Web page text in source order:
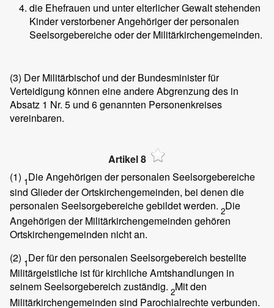
die Ehefrauen und unter elterlicher Gewalt stehenden
Kinder verstorbener Angehöriger der personalen
Seelsorgebereiche oder der Militärkirchengemeinden.
(3) Der Militärbischof und der Bundesminister für
Verteidigung können eine andere Abgrenzung des in
Absatz 1 Nr. 5 und 6 genannten Personenkreises
vereinbaren.
Artikel 8
(1) 1Die Angehörigen der personalen Seelsorgebereiche
sind Glieder der Ortskirchengemeinden, bei denen die
personalen Seelsorgebereiche gebildet werden. 2Die
Angehörigen der Militärkirchengemeinden gehören
Ortskirchengemeinden nicht an.
(2) 1Der für den personalen Seelsorgebereich bestellte
Militärgeistliche ist für kirchliche Amtshandlungen in
seinem Seelsorgebereich zuständig. 2Mit den
Militärkirchengemeinden sind Parochialrechte verbunden.